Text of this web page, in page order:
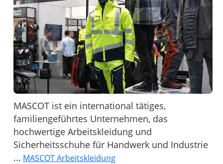
MASCOT ist ein international tätiges,
familiengeführtes Unternehmen, das
hochwertige Arbeitskleidung und
Sicherheitsschuhe für Handwerk und Industrie
... MASCOT Arbeitskleidung